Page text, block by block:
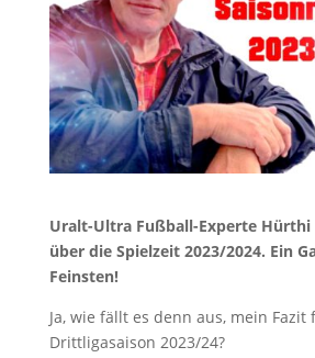
Uralt-Ultra Fußball-Experte
über die Spielzeit 2023/2024. Ein
Feinsten!
Ja, wie fällt es denn aus, mein Fazit
Drittligasaison 2023/24?